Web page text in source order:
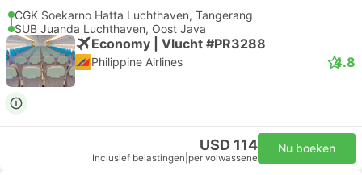
CGK Soekarno Hatta Luchthaven, Tangerang
SUB Juanda Luchthaven, Oost Java
Economy | Vlucht #PR3288
Philippine Airlines 4.8
USD 114
Inclusief belastingen per volwassene
Nu boeken